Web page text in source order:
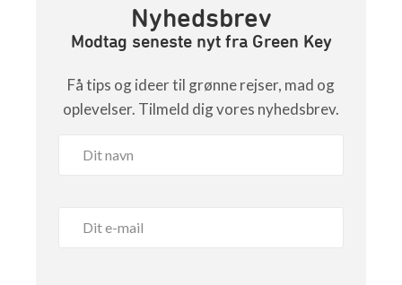
Nyhedsbrev
Modtag seneste nyt fra Green Key
Få tips og ideer til grønne rejser, mad og
oplevelser. Tilmeld dig vores nyhedsbrev.